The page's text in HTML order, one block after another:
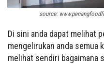
source:
Di sini anda dapat melihat
mengelirukan anda semua
melihat sendiri bagaimana